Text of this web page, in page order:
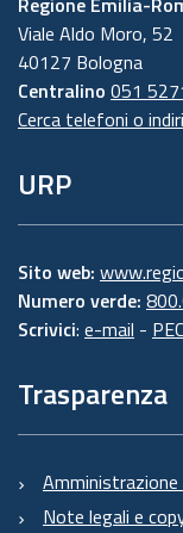
Viale Aldo Moro, 52
40127 Bologna
Centralino 051
Cerca telefoni o
URP
Sito web:
Numero verde:
Scrivici: e-mail - PEC
Trasparenza
Note legali e